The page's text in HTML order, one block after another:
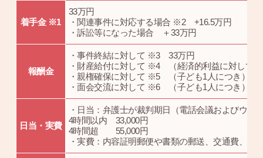
着手金 ※1
33万円
・関連事件に対応する場合 ※2 +16.5万円
・訴訟等になった場合 ＋33万円
報酬金
・事件終結に対して ※3 33万円
・財産給付に対して ※4 （経済的利益に対して）
・親権確保に対して ※5 （子ども1人につき）33
・面会交流に対して ※6 （子ども1人につき）
日当・実費
・日当：弁護士が裁判期日（電話会議およびウ
4時間以内 33,000円
4時間超 55,000円
・実費：内容証明郵便や書類の郵送、交通費、